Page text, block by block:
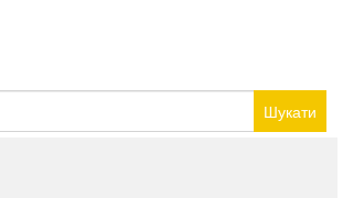
можна
на